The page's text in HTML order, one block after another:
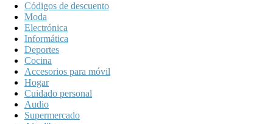
Códigos de descuento
Moda
Electrónica
Informática
Deportes
Cocina
Accesorios para móvil
Hogar
Cuidado personal
Audio
Supermercado